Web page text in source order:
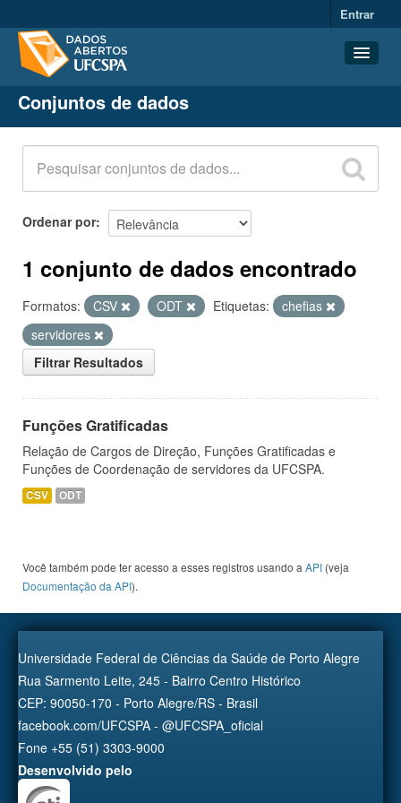
Entrar
Conjuntos de dados
Organizações
Grupos
Sobre
Conjuntos de dados
Ordenar por
1 conjunto de dados encontrado
Formatos: CSV ODT Etiquetas:
chefias
servidores
Filtrar Resultados
Funções Gratificadas
Relação de Cargos de Direção, Funções Gratificadas e
Funções de Coordenação de servidores da UFCSPA.
CSV ODT
Você também pode ter acesso a esses registros usando a API (veja
Documentação da API).
Universidade Federal de Ciências da Saúde de Porto Alegre
Rua Sarmento Leite, 245 - Bairro Centro Histórico
CEP: 90050-170 - Porto Alegre/RS - Brasil
facebook.com/UFCSPA - @UFCSPA_oficial
Fone +55 (51) 3303-9000
Desenvolvido pelo